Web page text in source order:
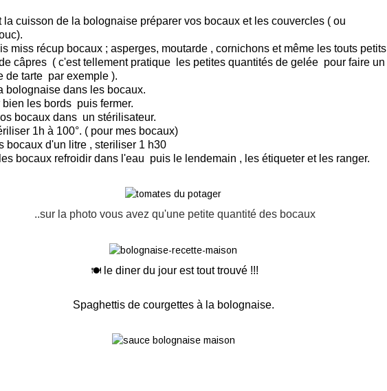
la cuisson de la bolognaise préparer vos bocaux et les couvercles ( ou
miss récup bocaux ; asperges, moutarde , cornichons et même les touts petits
câpres ( c'est tellement pratique les petites quantités de gelée pour faire un
de tarte par exemple ).
bolognaise dans les bocaux.
bien les bords puis fermer.
bocaux dans un stérilisateur.
1h à 100°. ( pour mes bocaux)
bocaux d'un litre , steriliser 1 h30
bocaux refroidir dans l'eau puis le lendemain , les étiqueter et les ranger.
..sur la photo vous avez qu'une petite quantité des bocaux
🍽️ le diner du jour est tout trouvé !!!
Spaghettis de courgettes à la bolognaise.